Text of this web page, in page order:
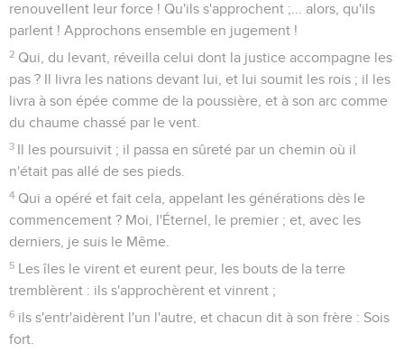
renouvellent leur force ! Qu'ils s'approchent ;... alors, qu'ils
parlent ! Approchons ensemble en jugement !
2 Qui, du levant, réveilla celui dont la justice accompagne les
pas ? Il livra les nations devant lui, et lui soumit les rois ; il les
livra à son épée comme de la poussière, et à son arc comme
du chaume chassé par le vent.
3 Il les poursuivit ; il passa en sûreté par un chemin où il
n'était pas allé de ses pieds.
4 Qui a opéré et fait cela, appelant les générations dès le
commencement ? Moi, l'Éternel, le premier ; et, avec les
derniers, je suis le Même.
5 Les îles le virent et eurent peur, les bouts de la terre
tremblèrent : ils s'approchèrent et vinrent ;
6 ils s'entr'aidèrent l'un l'autre, et chacun dit à son frère : Sois
fort.